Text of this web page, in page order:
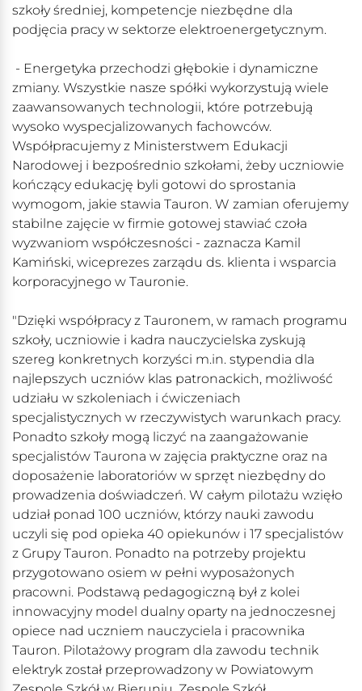
szkoły średniej, kompetencje niezbędne dla
podjęcia pracy w sektorze elektroenergetycznym.
- Energetyka przechodzi głębokie i dynamiczne
zmiany. Wszystkie nasze spółki wykorzystują wiele
zaawansowanych technologii, które potrzebują
wysoko wyspecjalizowanych fachowców.
Współpracujemy z Ministerstwem Edukacji
Narodowej i bezpośrednio szkołami, żeby uczniowie
kończący edukację byli gotowi do sprostania
wymogom, jakie stawia Tauron. W zamian oferujemy
stabilne zajęcie w firmie gotowej stawiać czoła
wyzwaniom współczesności - zaznacza Kamil
Kamiński, wiceprezes zarządu ds. klienta i wsparcia
korporacyjnego w Tauronie.
"Dzięki współpracy z Tauronem, w ramach programu
szkoły, uczniowie i kadra nauczycielska zyskują
szereg konkretnych korzyści m.in. stypendia dla
najlepszych uczniów klas patronackich, możliwość
udziału w szkoleniach i ćwiczeniach
specjalistycznych w rzeczywistych warunkach pracy.
Ponadto szkoły mogą liczyć na zaangażowanie
specjalistów Taurona w zajęcia praktyczne oraz na
doposażenie laboratoriów w sprzęt niezbędny do
prowadzenia doświadczeń. W całym pilotażu wzięło
udział ponad 100 uczniów, którzy nauki zawodu
uczyli się pod opieka 40 opiekunów i 17 specjalistów
z Grupy Tauron. Ponadto na potrzeby projektu
przygotowano osiem w pełni wyposażonych
pracowni. Podstawą pedagogiczną był z kolei
innowacyjny model dualny oparty na jednoczesnej
opiece nad uczniem nauczyciela i pracownika
Tauron. Pilotażowy program dla zawodu technik
elektryk został przeprowadzony w Powiatowym